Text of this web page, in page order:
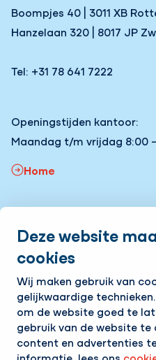
Deze website
cookies
Wij maken gebruik van
gelijkwaardige
om de website goed te
gebruik van de website te
content en advertenties
Boompjes 40 | 3011 XB
Hanzelaan 320 | 8017 JP
Tel: +31 78 641 7222
Openingstijden kantoor:
Maandag t/m vrijdag 8:00
Home
Onze vacatures
Volg ons
LinkedInInstagramFacebook
Op de hoogte blijven
Ontvang onze
E-mailadres